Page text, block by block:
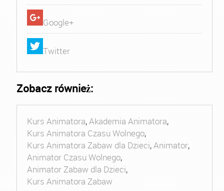
Google+
Twitter
Zobacz również:
Kurs Animatora,Akademia Animatora,
Kurs Animatora Czasu Wolnego,
Kurs Animatora Zabaw dla Dzieci,Animator,
Animator Czasu Wolnego,
Animator Zabaw dla Dzieci,
Kurs Animatora Zabaw